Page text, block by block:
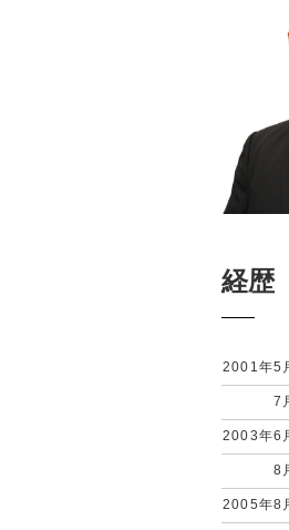
経歴
2001年5
7
2003年6
8
2005年8